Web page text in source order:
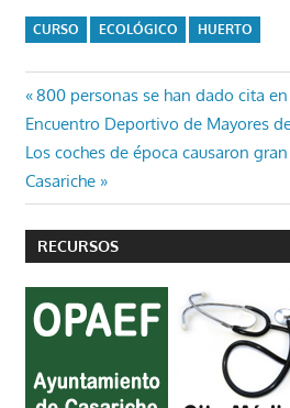
CURSO ECOLÓGICO HUERTO
Navegación
de
entradas
Entrada
anterior:
800 personas se han dado cita
Encuentro Deportivo de Mayores
Entrada
siguiente:
Los coches de época causaron
Casariche
RECURSOS